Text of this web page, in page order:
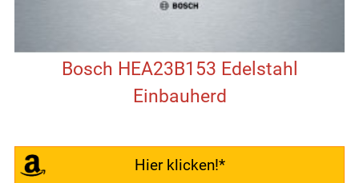
Bosch HEA23B153 Edelstahl
Einbauherd
Hier klicken!*